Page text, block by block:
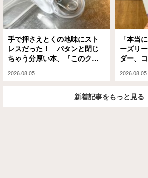
手で押さえとくの地味にスト
レスだった！ パタンと閉じ
ちゃう分厚い本、『このクリ
2026.08.05
「本
ーズリ
ダー、
2026.08.05
新着記事をもっと見る